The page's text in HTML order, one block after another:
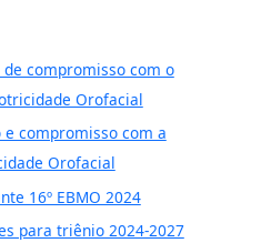
compromisso com o
Orofacial
compromisso com a
Orofacial
16º EBMO 2024
para triênio 2024-2027